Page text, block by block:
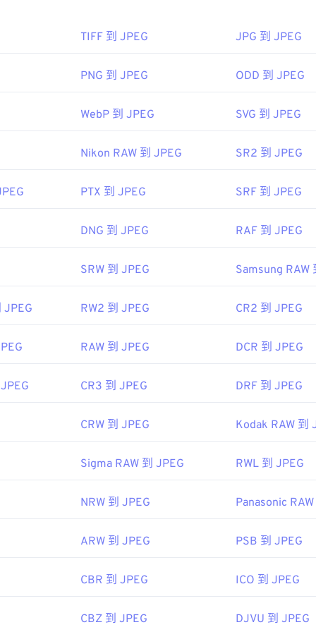
器程式和應用程式都能辨識並開啟 JPEG 檔案。只需雙擊
OS 應用程式（例如 Apple Preview）中自動開啟。
TIFF 到 JPEG JPG 到 JPEG
PNG 到 JPEG ODD 到 JPEG
WebP 到 JPEG SVG 到 JPEG
Nikon RAW 到 JPEG SR2 到 JPEG
PTX 到 JPEG SRF 到 JPEG
DNG 到 JPEG RAF 到 JPEG
SRW 到 JPEG Samsung RAW
JPEG RW2 到 JPEG CR2 到 JPEG
RAW 到 JPEG DCR 到 JPEG
CR3 到 JPEG DRF 到 JPEG
CRW 到 JPEG Kodak RAW 到
Sigma RAW 到 JPEG RWL 到 JPEG
NRW 到 JPEG Panasonic
ARW 到 JPEG PSB 到 JPEG
CBR 到 JPEG ICO 到 JPEG
CBZ 到 JPEG DJVU 到 JPEG